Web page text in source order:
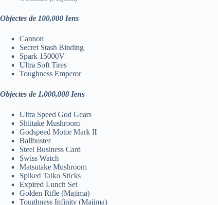
Objectes de 100,000 Iens
Cannon
Secret Stash Binding
Spark 15000V
Ultra Soft Tires
Toughness Emperor
Objectes de 1,000,000 Iens
Ultra Speed God Gears
Shiitake Mushroom
Godspeed Motor Mark II
Ballbuster
Steel Business Card
Swiss Watch
Matsutake Mushroom
Spiked Taiko Sticks
Expired Lunch Set
Golden Rifle (Majima)
Toughness Infinity (Majima)